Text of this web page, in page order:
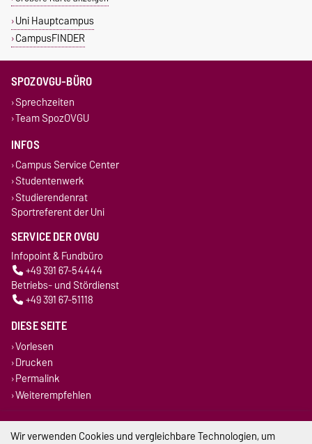
Uni Hauptcampus
CampusFINDER
SPOZOVGU-BÜRO
Sprechzeiten
Team SpozOVGU
INFOS
Campus Service Center
Studentenwerk
Studierendenrat
Sportreferent der Uni
SERVICE DER OVGU
Infopoint & Fundbüro
+49 391 67-54444
Betriebs- und Stördienst
+49 391 67-51118
DIESE SEITE
Vorlesen
Drucken
Permalink
Weiterempfehlen
Impressum
Wir verwenden Cookies und vergleichbare Technologien, um